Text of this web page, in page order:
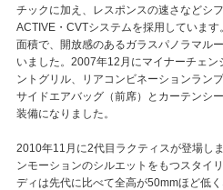
チックに加え、レスポンスの速さなどシ
ACTIVE・CVTシステムを採用していま
面積で、開放感のあるガラスパノラマル
いました。2007年12月にマイナーチェン
ントグリル、リアコンビネーションラン
サイドエアバッグ（前席）とカーテンシ
装備になりました。
2010年11月に2代目ラクティスが登場し
ンモーションのシルエットをもつスタイ
ディは先代に比べて全高が50mmほど低